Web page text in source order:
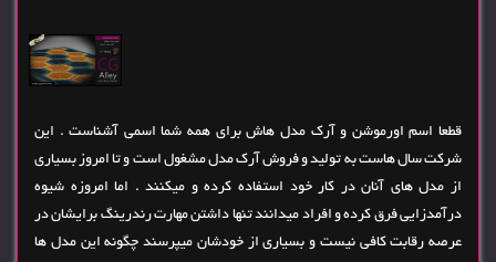
قطعا اسم اورموشن و آرک مدل هاش برای همه شما اسمی آشناست . این
شرکت سال هاست به تولید و فروش آرک مدل مشغول است و تا امروز بسیاری
از مدل های آنان در کار خود استفاده کرده و میکنند . اما امروزه شیوه
درآمدزایی فرق کرده و افراد میدانند تنها داشتن مهارت رندرینگ برایشان در
عرصه رقابت کافی نیست و بسیاری از خودشان میپرسند چگونه این مدل ها